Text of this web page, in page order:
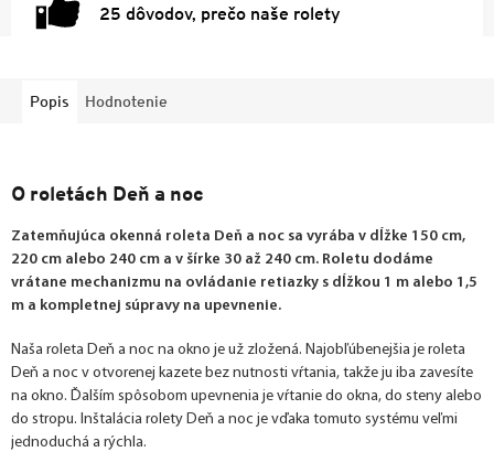
25 dôvodov, prečo naše rolety
Popis Hodnotenie
O roletách Deň a noc
Zatemňujúca okenná roleta Deň a noc sa vyrába v dĺžke 150 cm,
220 cm alebo 240 cm a v šírke 30 až 240 cm. Roletu dodáme
vrátane mechanizmu na ovládanie retiazky s dĺžkou 1 m alebo 1,5
m a kompletnej súpravy na upevnenie.
Naša roleta Deň a noc na okno je už zložená. Najobľúbenejšia je roleta
Deň a noc v otvorenej kazete bez nutnosti vŕtania, takže ju iba zavesíte
na okno. Ďalším spôsobom upevnenia je vŕtanie do okna, do steny alebo
do stropu. Inštalácia rolety Deň a noc je vďaka tomuto systému veľmi
jednoduchá a rýchla.